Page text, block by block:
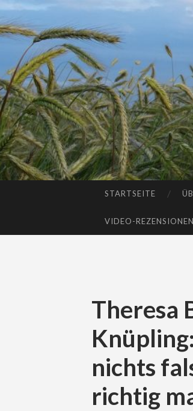
STARTSEITE
VIDEO-REZENSIONEN
Theresa
nichts
richtig